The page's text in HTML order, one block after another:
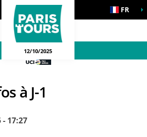
FR
12/10/2025
à J-1
17:27